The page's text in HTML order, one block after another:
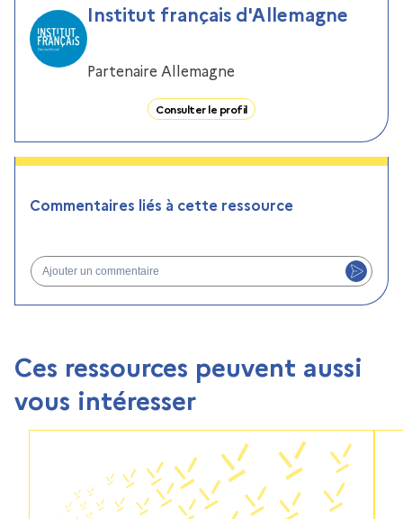
Institut français d'Allemagne
Partenaire Allemagne
Consulter le profil
Commentaires liés à cette ressource
Ajouter un commentaire
Ces ressources peuvent aussi
vous intéresser